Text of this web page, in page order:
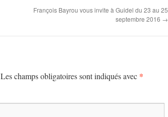
François Bayrou vous invite à Guidel du 23 au 25
septembre 2016 →
Les champs obligatoires sont indiqués avec *